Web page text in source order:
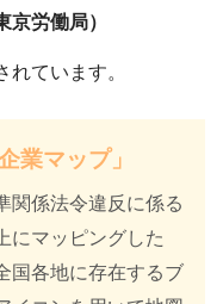
労働局）
ています。
業マップ」
関係法令違反に係る
にマッピングした
国各地に存在するブ